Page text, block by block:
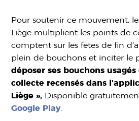
Pour soutenir ce mouvement,
Liège multiplient les points de
comptent sur les fêtes de fin
plein de bouchons et inciter le
déposer ses bouchons
collecte recensés dans
Liège », Disponible
Google Play.